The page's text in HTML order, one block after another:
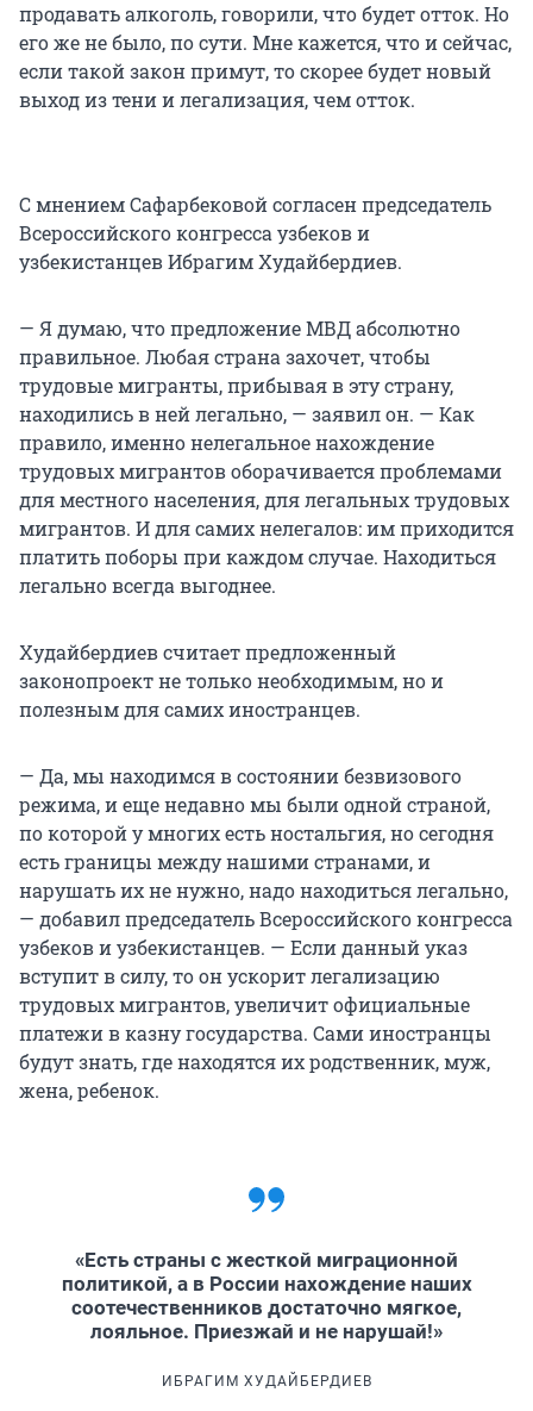
продавать алкоголь, говорили, что будет отток. Но
его же не было, по сути. Мне кажется, что и сейчас,
если такой закон примут, то скорее будет новый
выход из тени и легализация, чем отток.
С мнением Сафарбековой согласен председатель
Всероссийского конгресса узбеков и
узбекистанцев Ибрагим Худайбердиев.
— Я думаю, что предложение МВД абсолютно
правильное. Любая страна захочет, чтобы
трудовые мигранты, прибывая в эту страну,
находились в ней легально, — заявил он. — Как
правило, именно нелегальное нахождение
трудовых мигрантов оборачивается проблемами
для местного населения, для легальных трудовых
мигрантов. И для самих нелегалов: им приходится
платить поборы при каждом случае. Находиться
легально всегда выгоднее.
Худайбердиев считает предложенный
законопроект не только необходимым, но и
полезным для самих иностранцев.
— Да, мы находимся в состоянии безвизового
режима, и еще недавно мы были одной страной,
по которой у многих есть ностальгия, но сегодня
есть границы между нашими странами, и
нарушать их не нужно, надо находиться легально,
— добавил председатель Всероссийского конгресса
узбеков и узбекистанцев. — Если данный указ
вступит в силу, то он ускорит легализацию
трудовых мигрантов, увеличит официальные
платежи в казну государства. Сами иностранцы
будут знать, где находятся их родственник, муж,
жена, ребенок.
«Есть страны с жесткой миграционной
политикой, а в России нахождение наших
соотечественников достаточно мягкое,
лояльное. Приезжай и не нарушай!»
ИБРАГИМ ХУДАЙБЕРДИЕВ